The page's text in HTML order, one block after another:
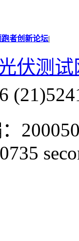
者创新论坛|
伏测试